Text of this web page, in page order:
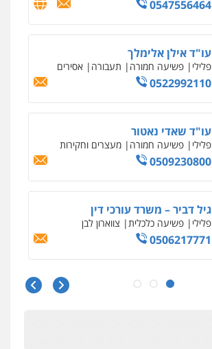
0548009246
דוד אפרים משרד עורכי דין
פלילי צווארון לבן מס הכנסה מע"מ
0506209859
עדי כרמלי – חברת עו"ד
פלילי כלכלי עורכי דין לענייני אסירים
0525060666
גיא זהבי משרד עורכי דין
פלילי משפחה
503456449
עו"ד איהאב ג'לג'ולי
עורכי דין לענייני